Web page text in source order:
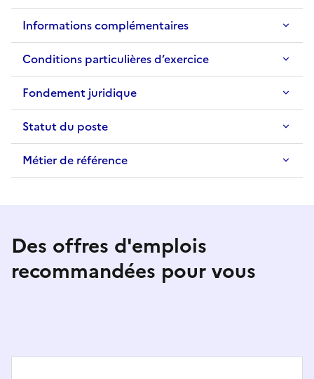
Informations complémentaires
Conditions particulières d’exercice
Fondement juridique
Statut du poste
Métier de référence
Des offres d'emplois
recommandées pour vous